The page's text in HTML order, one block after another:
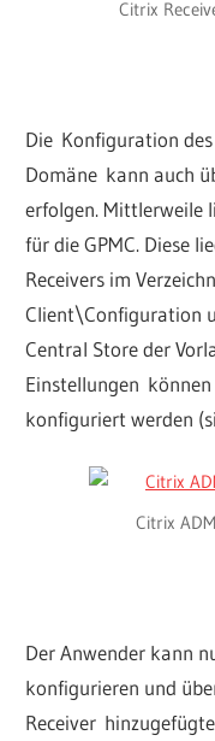
Citrix
Die Konfiguration des
Domäne kann auch
erfolgen. Mittlerweile
für die GPMC. Diese
Receivers im
Client\Configuration
Central Store der
Einstellungen
konfiguriert werden
Citrix
Der Anwender kann
konfigurieren und
Receiver